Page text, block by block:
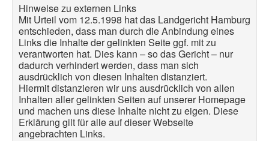
Hinweise zu externen Links
Mit Urteil vom 12.5.1998 hat das Landgericht Hamburg
entschieden, dass man durch die Anbindung eines
Links die Inhalte der gelinkten Seite ggf. mit zu
verantworten hat. Dies kann – so das Gericht – nur
dadurch verhindert werden, dass man sich
ausdrücklich von diesen Inhalten distanziert.
Hiermit distanzieren wir uns ausdrücklich von allen
Inhalten aller gelinkten Seiten auf unsererHomepage
und machen uns diese Inhalte nicht zu eigen. Diese
Erklärung gilt für alle auf dieser Webseite
angebrachten Links.